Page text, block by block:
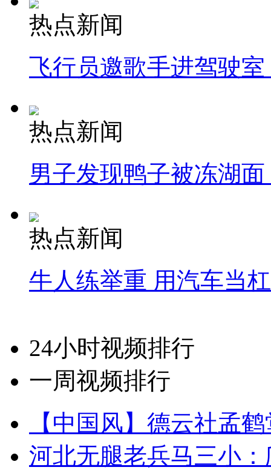
热点新闻
飞行员邀歌手进驾驶
热点新闻
男子发现鸭子被冻湖
热点新闻
牛人练举重 用汽车当
24小时视频排行
一周视频排行
【中国风】德云社孟
河北无腿老兵马三小